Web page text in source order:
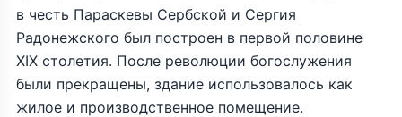
в честь Параскевы Сербской и Сергия
Радонежского был построен в первой половине
XIX столетия. После революции богослужения
были прекращены, здание использовалось как
жилое и производственное помещение.